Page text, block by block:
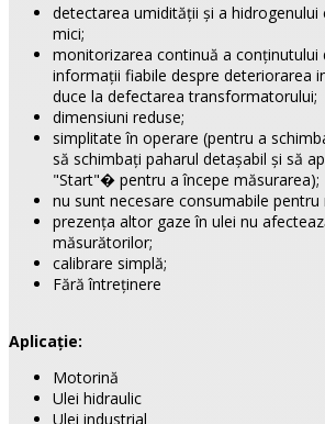
detectarea umidităţii şi a hidrogenului
mici;
monitorizarea continuă a conţinutului
informaţii fiabile despre deteriorarea
duce la defectarea transformatorului;
dimensiuni reduse;
simplitate în operare (pentru a
să schimbaţi paharul detașabil şi să
"Start"� pentru a începe măsurarea);
nu sunt necesare consumabile pentru
prezenţa altor gaze în ulei nu
măsurătorilor;
calibrare simplă;
Fără întreţinere
Aplicaţie:
Motorină
Ulei hidraulic
Ulei industrial